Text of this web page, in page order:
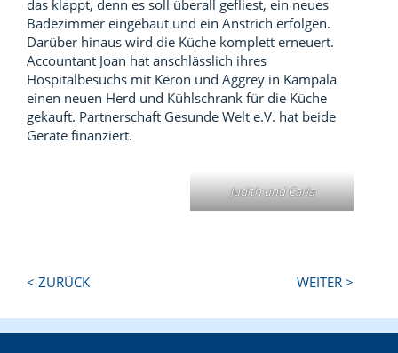
das klappt, denn es soll überall gefliest, ein neues
Badezimmer eingebaut und ein Anstrich erfolgen.
Darüber hinaus wird die Küche komplett erneuert.
Accountant Joan hat anschlässlich ihres
Hospitalbesuchs mit Keron und Aggrey in Kampala
einen neuen Herd und Kühlschrank für die Küche
gekauft. Partnerschaft Gesunde Welt e.V. hat beide
Geräte finanziert.
Judith und Carla
Next
< ZURÜCK WEITER >